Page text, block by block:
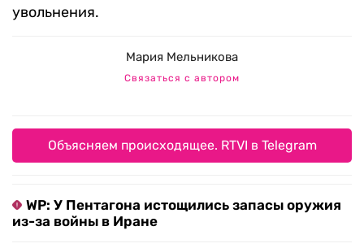
увольнения.
Мария Мельникова
Связаться с автором
Объясняем происходящее. RTVI в Telegram
WP: У Пентагона истощились запасы оружия
из-за войны в Иране